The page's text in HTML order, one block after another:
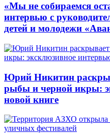
«Мы не собираемся
интервью с
детей и молодежи
Юрий Никитин
рыбы и черной икры:
новой книге